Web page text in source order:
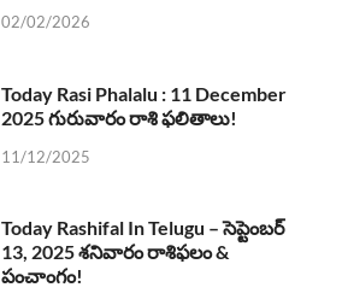
02/02/2026
Today Rasi Phalalu : 11 December
2025 గురువారం రాశి ఫలితాలు!
11/12/2025
Today Rashifal In Telugu – సెప్టెంబర్
13, 2025 శనివారం రాశిఫలం &
పంచాంగం!